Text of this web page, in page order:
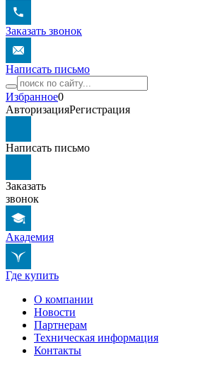
Заказать звонок
Написать письмо
Избранное0
АвторизацияРегистрация
Написать письмо
Заказать
звонок
Академия
Где купить
О компании
Новости
Партнерам
Техническая информация
Контакты